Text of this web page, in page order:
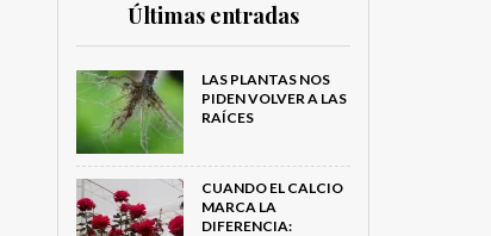
Últimas entradas
LAS PLANTAS NOS
PIDEN VOLVER A LAS
RAÍCES
CUANDO EL CALCIO
MARCA LA
DIFERENCIA: